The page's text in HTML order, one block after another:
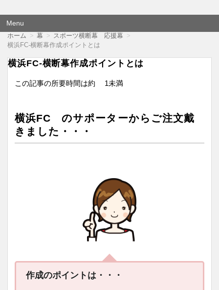
オウエンダンマク
Menu
ホーム 幕
スポーツ横断幕 応援幕
横浜FC-横断幕作成ポイントとは
横浜FC-横断幕作成ポイントとは
この記事の所要時間は約 1未満
横浜FC のサポーターからご注文戴
きました・・・
作成のポイントは・・・